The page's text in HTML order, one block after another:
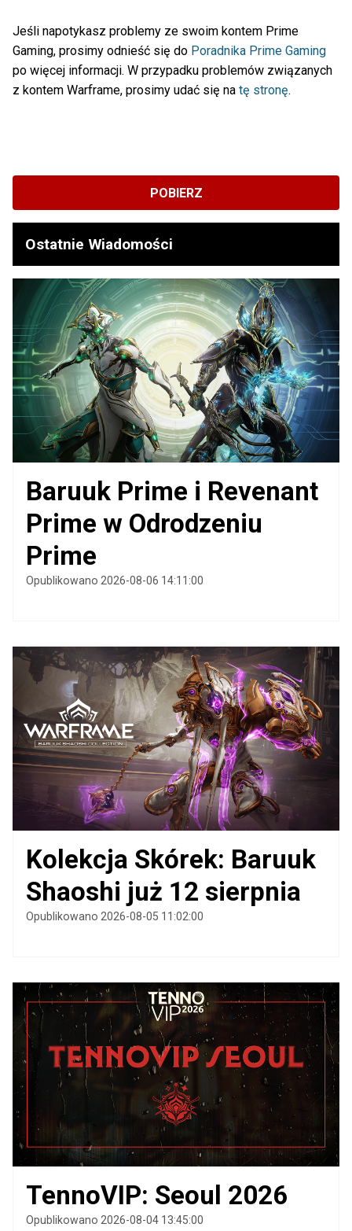
Jeśli napotykasz problemy ze swoim kontem Prime
Gaming, prosimy odnieść się do Poradnika Prime Gaming
po więcej informacji. W przypadku problemów związanych
z kontem Warframe, prosimy udać się na tę stronę.
POBIERZ
Ostatnie Wiadomości
Baruuk Prime i Revenant
Prime w Odrodzeniu
Prime
Opublikowano 2026-08-06 14:11:00
Kolekcja Skórek: Baruuk
Shaoshi już 12 sierpnia
Opublikowano 2026-08-05 11:02:00
TennoVIP: Seoul 2026
Opublikowano 2026-08-04 13:45:00